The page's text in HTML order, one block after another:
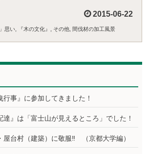
2015-06-22
思い 『木の文化』 その他 間伐材の加工風景
事』に参加してきました！
』は「富士山が見えるところ」でした！
屋台村（建築）に敬服‼ （京都大学編）